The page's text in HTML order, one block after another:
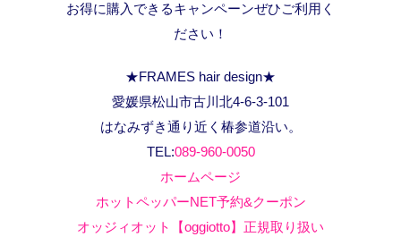
お得に購入できるキャンペーンぜひご利用く
ださい！
★FRAMES hair design★
愛媛県松山市古川北4-6-3-101
はなみずき通り近く椿参道沿い。
TEL:089-960-0050
ホームページ
ホットペッパーNET予約&クーポン
オッジィオット【oggiotto】正規取り扱い